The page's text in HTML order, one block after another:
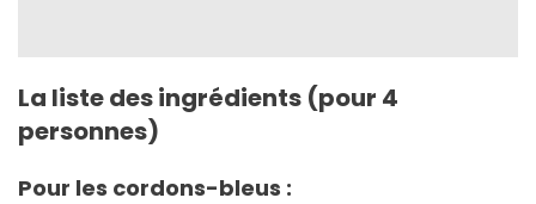
La liste des ingrédients (pour 4
personnes)
Pour les cordons-bleus :